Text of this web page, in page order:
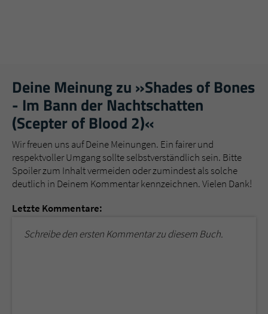
Deine Meinung zu »Shades of Bones
- Im Bann der Nachtschatten
(Scepter of Blood 2)«
Wir freuen uns auf Deine Meinungen. Ein fairer und
respektvoller Umgang sollte selbstverständlich sein. Bitte
Spoiler zum Inhalt vermeiden oder zumindest als solche
deutlich in Deinem Kommentar kennzeichnen. Vielen Dank!
Letzte Kommentare:
Schreibe den ersten Kommentar zu diesem Buch.